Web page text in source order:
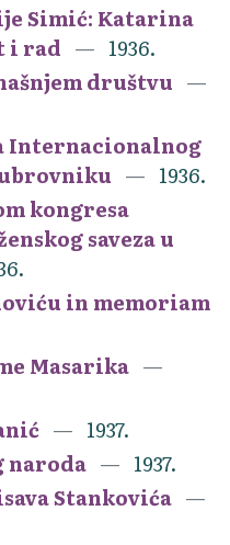
Simić: Katarina
i rad
1936.
društvu
Internacionalnog
1936.
kongresa
saveza u
in memoriam
Masarika
1937.
naroda
1937.
Stankovića